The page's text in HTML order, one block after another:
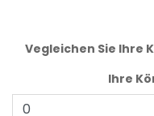
Vegleichen Sie Ihre
Ihre